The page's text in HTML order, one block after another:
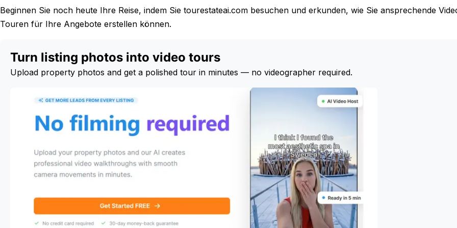
Beginnen Sie noch heute Ihre Reise, indem Sie tourestateai.com besuchen und erkunden, wie Sie ansprechende
Touren für Ihre Angebote erstellen können.
Turn listing photos into video tours
Upload property photos and get a polished tour in minutes — no videographer required.